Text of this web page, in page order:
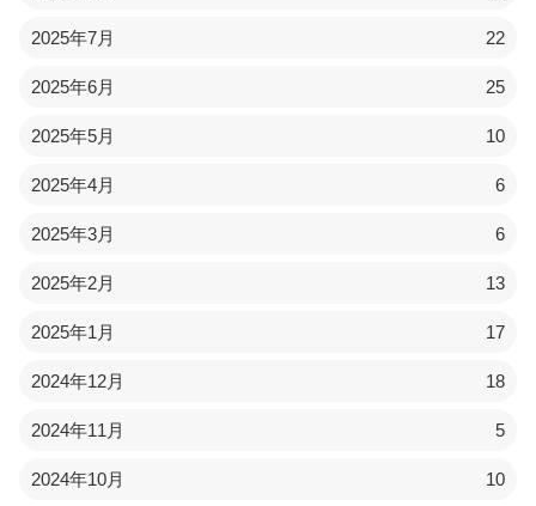
2025年7月 22
2025年6月 25
2025年5月 10
2025年4月 6
2025年3月 6
2025年2月 13
2025年1月 17
2024年12月 18
2024年11月 5
2024年10月 10